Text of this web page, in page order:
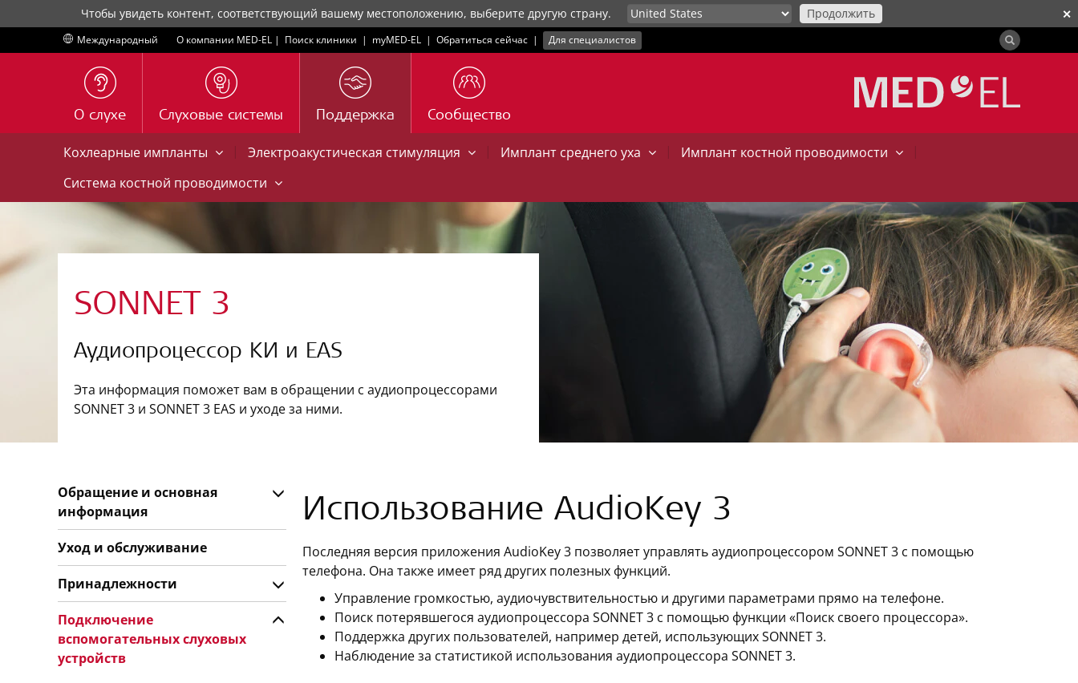
✕
Чтобы увидеть контент, соответствующий вашему местоположению, выберите другую страну. Продолжить
Международный О компании MED-EL | Поиск клиники | myMED‑EL | Обратиться сейчас | Для специалистов
О слухе Слуховые системы Поддержка Сообщество
Кохлеарные импланты | Электроакустическая стимуляция | Имплант среднего уха | Имплант костной проводимости
|
Система костной проводимости
SONNET 3
Аудиопроцессор КИ и EAS
Эта информация поможет вам в обращении с аудиопроцессорами
SONNET 3 и SONNET 3 EAS и уходе за ними.
Использование AudioKey 3
Последняя версия приложения AudioKey 3 позволяет управлять аудиопроцессором SONNET 3 с помощью
телефона. Она также имеет ряд других полезных функций.
Управление громкостью, аудиочувствительностью и другими параметрами прямо на телефоне.
Поиск потерявшегося аудиопроцессора SONNET 3 с помощью функции «Поиск своего процессора».
Поддержка других пользователей, например детей, использующих SONNET 3.
Наблюдение за статистикой использования аудиопроцессора SONNET 3.
Обращение и основная
информация
Уход и обслуживание
Принадлежности
Подключение
вспомогательных слуховых
устройств